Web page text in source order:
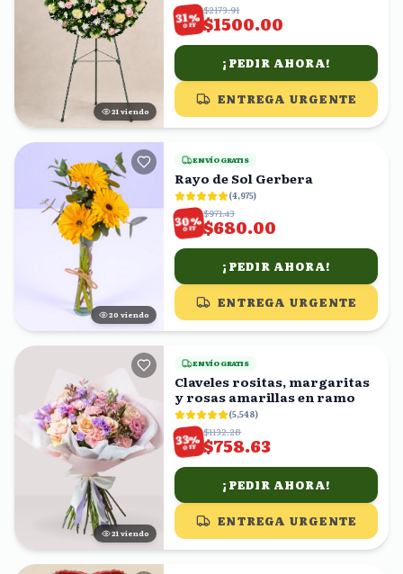
21 viendo
31%
OFF
$2173.91
$1500.00
¡PEDIR AHORA!
ENTREGA URGENTE
19 viendo
ENVÍO GRATIS
Rayo de Sol Gerbera
(4,975)
30%
OFF
$971.43
$680.00
¡PEDIR AHORA!
ENTREGA URGENTE
20 viendo
ENVÍO GRATIS
Claveles rositas, margaritas
y rosas amarillas en ramo
(5,548)
33%
OFF
$1132.28
$758.63
¡PEDIR AHORA!
ENTREGA URGENTE